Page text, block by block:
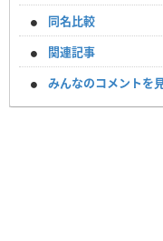
同名比較
関連記事
みんなのコメントを